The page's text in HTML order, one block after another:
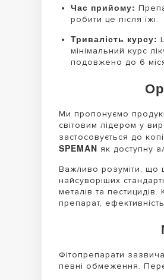
Час прийому:
робити це після їжі.
Тривалість курсу:
мінімальний курс
подовжено до 6
Ми пропонуємо
світовим лідером у
застосовується до
SPEMAN як доступну
Важливо розуміти, що
найсуворіших
металів та
препарат,
Фітопрепарати
певні обмеження.